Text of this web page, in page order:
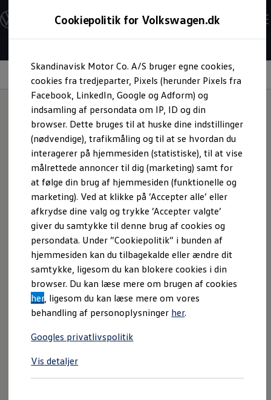
Cookiepolitik for Volkswagen.dk
Skandinavisk Motor Co. A/S bruger egne cookies,
cookies fra tredjeparter, Pixels (herunder Pixels fra
Facebook, LinkedIn, Google og Adform) og
indsamling af persondata om IP, ID og din
browser. Dette bruges til at huske dine indstillinger
(nødvendige), trafikmåling og til at se hvordan du
interagerer på hjemmesiden (statistiske), til at vise
målrettede annoncer til dig (marketing) samt for
at følge din brug af hjemmesiden (funktionelle og
marketing). Ved at klikke på ’Accepter alle’ eller
afkrydse dine valg og trykke ’Accepter valgte’
giver du samtykke til denne brug af cookies og
persondata. Under ”Cookiepolitik” i bunden af
hjemmesiden kan du tilbagekalde eller ændre dit
samtykke, ligesom du kan blokere cookies i din
browser. Du kan læse mere om brugen af cookies
her, ligesom du kan læse mere om vores
behandling af personoplysninger her.
Googles privatlivspolitik
Vis detaljer
hovedindhold
footer
Highlights Detaljer & udstyr Køb, leasing &
Modeller og konfigurator
Byg din Volkswagen
Alle modeller
Kend din Volkswagen
Erhvervsbiler
Værktøjskassen
ConnectedFleet
Service
California on Tour app
Elektriske biler
Elbiler
ID. Polo
ID. Cross
ID.3 Neo
ID.4
ID.5
ID.7
ID.7 Tourer
ID. Buzz
Konceptbiler
ID. EVERY1
ID. 2all & ID. GTI
Varebiler på el
Elektromobilitet i dagligdagen
Eldrevne modeller
ID. Buzz Cargo
Opladning og Rækkevidde
Opladning med Clever
Opladning med Clever - Erhvervsbiler
Udregn din rækkevidde
Prognose tal
Teknisk data for ID.
Cross